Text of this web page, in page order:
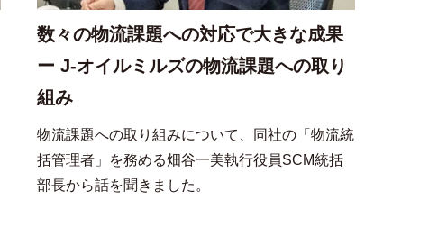
数々の物流課題への対応で大きな成果
ー J-オイルミルズの物流課題への取り
組み
物流課題への取り組みについて、同社の「物流統
括管理者」を務める畑谷一美執行役員SCM統括
部長から話を聞きました。